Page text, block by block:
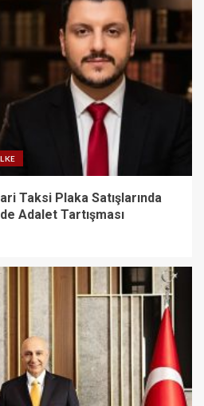
Taksi Plaka Satışlarında
Adalet Tartışması